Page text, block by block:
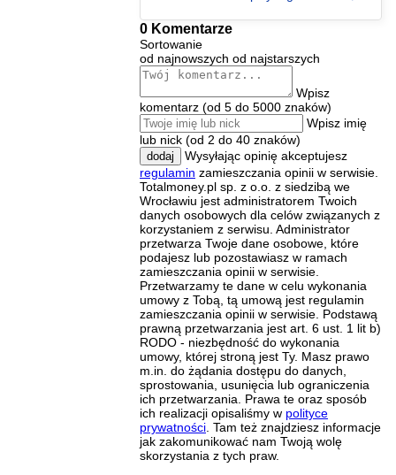
0 Komentarze
Sortowanie
od najnowszych od najstarszych
Wpisz
komentarz (od 5 do 5000 znaków)
Wpisz imię
lub nick (od 2 do 40 znaków)
dodaj
Wysyłając opinię akceptujesz
regulamin zamieszczania opinii w serwisie.
Totalmoney.pl sp. z o.o. z siedzibą we
Wrocławiu jest administratorem Twoich
danych osobowych dla celów związanych z
korzystaniem z serwisu. Administrator
przetwarza Twoje dane osobowe, które
podajesz lub pozostawiasz w ramach
zamieszczania opinii w serwisie.
Przetwarzamy te dane w celu wykonania
umowy z Tobą, tą umową jest regulamin
zamieszczania opinii w serwisie. Podstawą
prawną przetwarzania jest art. 6 ust. 1 lit b)
RODO - niezbędność do wykonania
umowy, której stroną jest Ty. Masz prawo
m.in. do żądania dostępu do danych,
sprostowania, usunięcia lub ograniczenia
ich przetwarzania. Prawa te oraz sposób
ich realizacji opisaliśmy w polityce
prywatności . Tam też znajdziesz informacje
jak zakomunikować nam Twoją wolę
skorzystania z tych praw.